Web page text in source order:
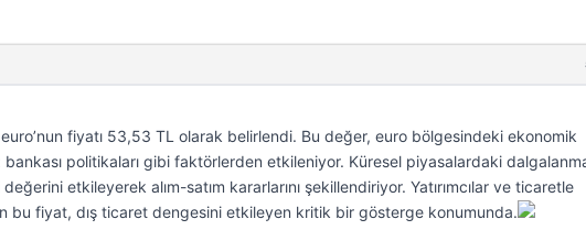
fiyatı 53,53 TL olarak belirlendi. Bu değer, euro bölgesindeki ekonomik
politikaları gibi faktörlerden etkileniyor. Küresel piyasalardaki
etkileyerek alım-satım kararlarını şekillendiriyor. Yatırımcılar ve ticaretle
bu fiyat, dış ticaret dengesini etkileyen kritik bir gösterge konumunda.